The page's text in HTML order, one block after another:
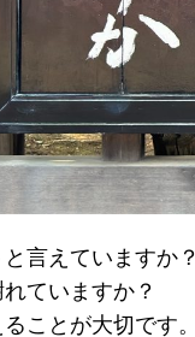
言えていますか？
ていますか？
ことが大切です。